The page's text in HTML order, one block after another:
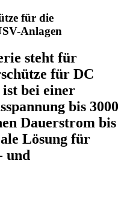
für die
Anlagen
steht für
für DC
bei einer
bis 3000
Dauerstrom bis
Lösung für
und